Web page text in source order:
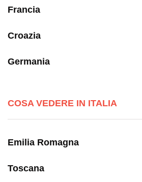
Francia
Croazia
Germania
COSA VEDERE IN ITALIA
Emilia Romagna
Toscana